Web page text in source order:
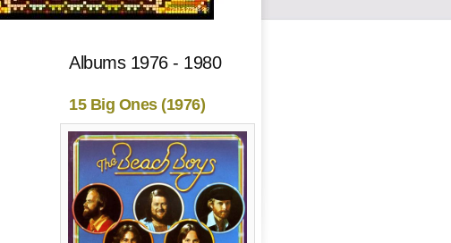
Albums 1976 - 1980
15 Big Ones (1976)